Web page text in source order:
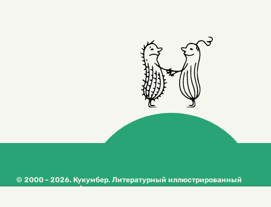
© 2000 – 2026. Кукумбер. Литературный иллюстрированный
журнал для детей